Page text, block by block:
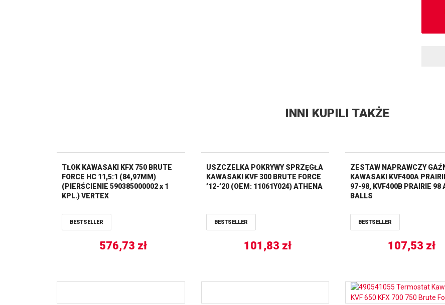
INNI KUPILI TAKŻE
TŁOK KAWASAKI KFX 750 BRUTE
FORCE HC 11,5:1 (84,97MM)
(PIERŚCIENIE 590385000002 x 1
KPL.) VERTEX
BESTSELLER
576,73 zł
USZCZELKA POKRYWY SPRZĘGŁA
KAWASAKI KVF 300 BRUTE FORCE
’12-’20 (OEM: 11061Y024) ATHENA
BESTSELLER
101,83 zł
ZESTAW NAPRAWCZY
KAWASAKI KVF400A
97-98, KVF400B PRAIRIE 98
BALLS
BESTSELLER
107,53 zł